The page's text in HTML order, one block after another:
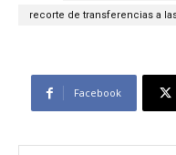
recorte de transferencias a
Facebook